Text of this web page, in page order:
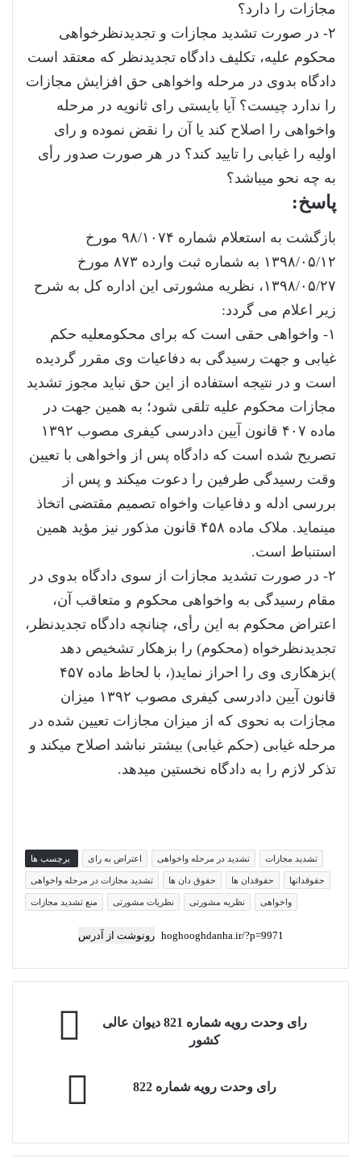
مجازات را دارد؟
۲- در صورت تشدید مجازات و تجدیدنظرخواهی
محکوم علیه، تکلیف دادگاه تجدیدنظر که معتقد است
دادگاه بدوی در مرحله واخواهی حق افزایش مجازات
را ندارد چیست؟ آیا بایستی رای ثانویه در مرحله
واخواهی را اصلاح کند یا آن را نقض نموده و رای
اولیه را غیابی را تایید کند؟ در هر صورت صدور رأی
به چه نحو میباشد؟
پاسخ:
بازگشت به استعلام شماره ۹۸/۱۰۷۴ مورخ
۱۳۹۸/۰۵/۱۲ به شماره ثبت وارده ۸۷۳ مورخ
۱۳۹۸/۰۵/۲۷، نظریه مشورتی این اداره کل به شرح
زیر اعلام می گردد:
۱- واخواهی حقی است که برای محکومعلیه حکم
غیابی و جهت رسیدگی به دفاعیات وی مقرر گردیده
است و در نتیجه استفاده از این حق نباید مجوز تشدید
مجازات محکوم علیه تلقی شود؛ به همین جهت در
ماده ۴۰۷ قانون آیین دادرسی کیفری مصوب ۱۳۹۲
تصریح شده است که دادگاه پس از واخواهی با تعیین
وقت رسیدگی طرفین را دعوت میکند و پس از
بررسی ادله و دفاعیات واخواه تصمیم مقتضی اتخاذ
مینماید. ملاک ماده ۴۵۸ قانون مذکور نیز مؤید همین
استنباط است.
۲- در صورت تشدید مجازات از سوی دادگاه بدوی در
مقام رسیدگی به واخواهی محکوم و متعاقب آن،
اعتراض محکوم به این رأی، چنانچه دادگاه تجدیدنظر،
تجدیدنظرخواه (محکوم) را بزهکار تشخیص دهد
)بزهکاری وی را احراز نماید(، با لحاظ ماده ۴۵۷
قانون آیین دادرسی کیفری مصوب ۱۳۹۲ میزان
مجازات به نحوی که از میزان مجازات تعیین شده در
مرحله غیابی (حکم غیابی) بیشتر نباشد اصلاح میکند و
تذکر لازم را به دادگاه نخستین میدهد.
برچسب ها اعتراض به رای تشدید در مرحله واخواهی تشدید مجازات
تشدید مجازات در مرحله واخواهی حقوق دان ها حقوقدان ها حقوقدانها
منع تشدید مجازات نظریات مشورتی نظریه مشورتی واخواهی
رونوشت از آدرس
وحدت
رای وحدت رویه شماره 821 دیوان عالی
کشور
822
رای وحدت‌ رویه شماره 822